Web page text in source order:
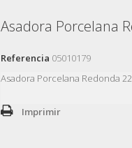
Asadora Porcelana
Referencia 05010179
Asadora Porcelana Redonda 22
Imprimir